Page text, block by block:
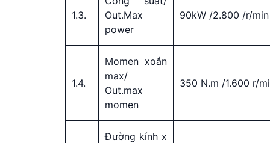
1.3.
Out.Max
power
90kW /2.800 /r/min
1.4.
Momen xoắn
max/
Out.max
momen
350 N.m /1.600 r/
Đường kính x